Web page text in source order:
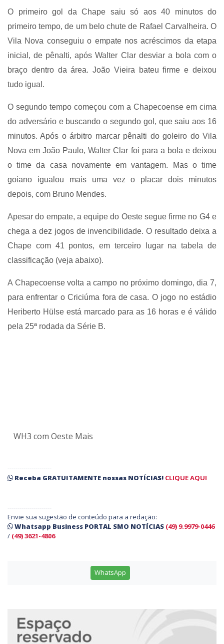
O primeiro gol da Chape saiu só aos 40 minutos do
primeiro tempo, de um belo chute de Rafael Carvalheira. O
Vila Nova conseguiu o empate nos acréscimos da etapa
inicial, de pênalti, após Walter Clar desviar a bola com o
braço dentro da área. João Vieira bateu firme e deixou
tudo igual.
O segundo tempo começou com a Chapecoense em cima
do adversário e buscando o segundo gol, que saiu aos 16
minutos. Após o árbitro marcar pênalti do goleiro do Vila
Nova em João Paulo, Walter Clar foi para a bola e deixou
o time da casa novamente em vantagem. Mas o time
goiano igualou mais uma vez o placar dois minutos
depois, com Bruno Mendes.
Apesar do empate, a equipe do Oeste segue firme no G4 e
chega a dez jogos de invencibilidade. O resultado deixa a
Chape com 41 pontos, em terceiro lugar na tabela de
classificação (veja abaixo).
A Chapecoense volta a campo no próximo domingo, dia 7,
para enfrentar o Criciúma fora de casa. O jogo no estádio
Heriberto Hülse está marcado para as 16 horas e é válido
pela 25ª rodada da Série B.
WH3 com Oeste Mais
----------------------
Receba GRATUITAMENTE nossas NOTÍCIAS! CLIQUE AQUI
----------------------
Envie sua sugestão de conteúdo para a redação:
Whatsapp Business PORTAL SMO NOTÍCIAS (49) 9.9979-0446
/ (49) 3621-4806
WhatsApp